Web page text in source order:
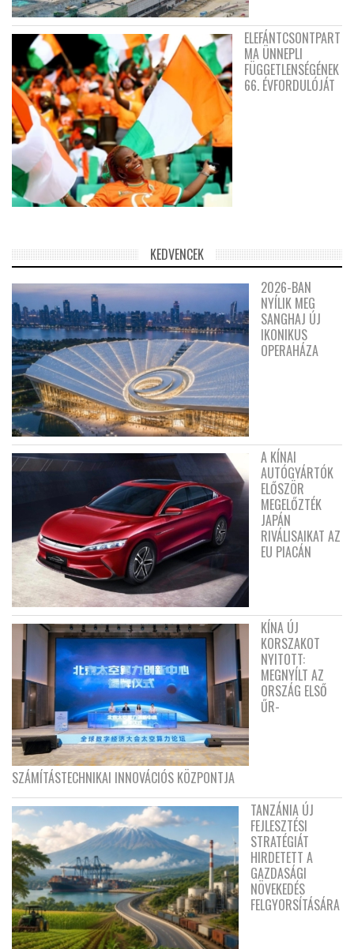
ELEFÁNTCSONTPART
MA ÜNNEPLI
FÜGGETLENSÉGÉNEK
66. ÉVFORDULÓJÁT
KEDVENCEK
2026-BAN
NYÍLIK MEG
SANGHAJ ÚJ
IKONIKUS
OPERAHÁZA
A KÍNAI
AUTÓGYÁRTÓK
ELŐSZÖR
MEGELŐZTÉK
JAPÁN
RIVÁLISAIKAT AZ
EU PIACÁN
KÍNA ÚJ
KORSZAKOT
NYITOTT:
MEGNYÍLT AZ
ORSZÁG ELSŐ
ŰR-
SZÁMÍTÁSTECHNIKAI INNOVÁCIÓS KÖZPONTJA
TANZÁNIA ÚJ
FEJLESZTÉSI
STRATÉGIÁT
HIRDETETT A
GAZDASÁGI
NÖVEKEDÉS
FELGYORSÍTÁSÁRA